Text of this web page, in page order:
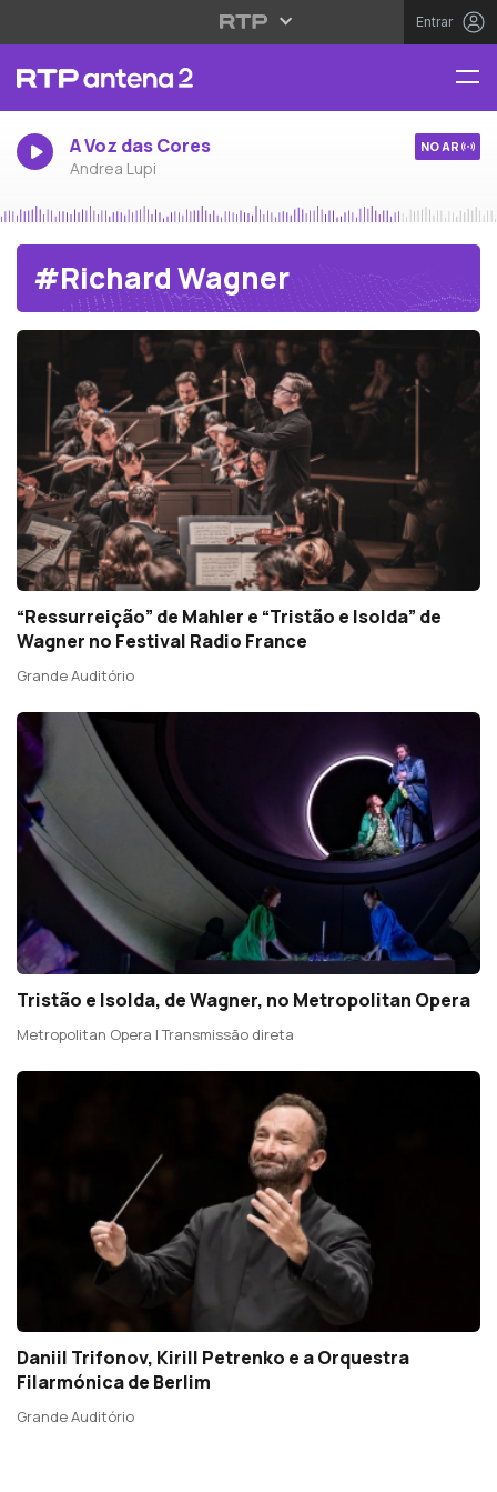
Entrar
A Voz das Cores
Andrea Lupi
NO AR
#Richard Wagner
“Ressurreição” de Mahler e “Tristão e Isolda” de
Wagner no Festival Radio France
Grande Auditório
Tristão e Isolda, de Wagner, no Metropolitan Opera
Metropolitan Opera | Transmissão direta
Daniil Trifonov, Kirill Petrenko e a Orquestra
Filarmónica de Berlim
Grande Auditório